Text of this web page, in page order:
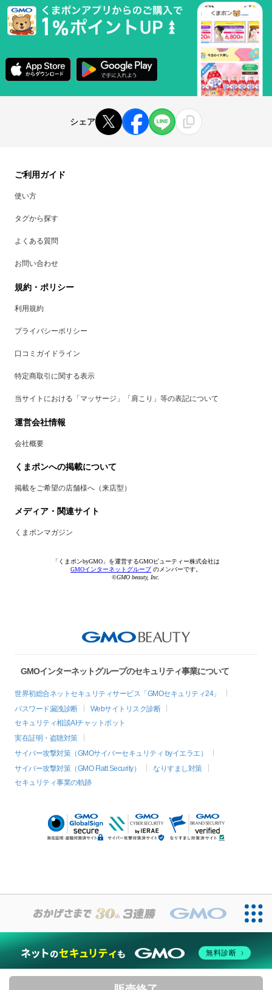
シェア
ご利用ガイド
使い方
タグから探す
よくある質問
お問い合わせ
規約・ポリシー
利用規約
プライバシーポリシー
口コミガイドライン
特定商取引に関する表示
当サイトにおける「マッサージ」「肩こり」等の表記について
運営会社情報
会社概要
くまポンへの掲載について
掲載をご希望の店舗様へ（来店型）
メディア・関連サイト
くまポンマガジン
「くまポンbyGMO」を運営するGMOビューティー株式会社は
GMOインターネットグループのメンバーです。
©GMO beauty, Inc.
GMOインターネットグループのセキュリティ事業について
世界初総合ネットセキュリティサービス「GMOセキュリティ24」
パスワード漏洩診断
Webサイトリスク診断
セキュリティ相談AIチャットボット
実在証明・盗聴対策
サイバー攻撃対策（GMOサイバーセキュリティ byイエラエ）
サイバー攻撃対策（GMO Flatt Security）
なりすまし対策
セキュリティ事業の軌跡
無料診断